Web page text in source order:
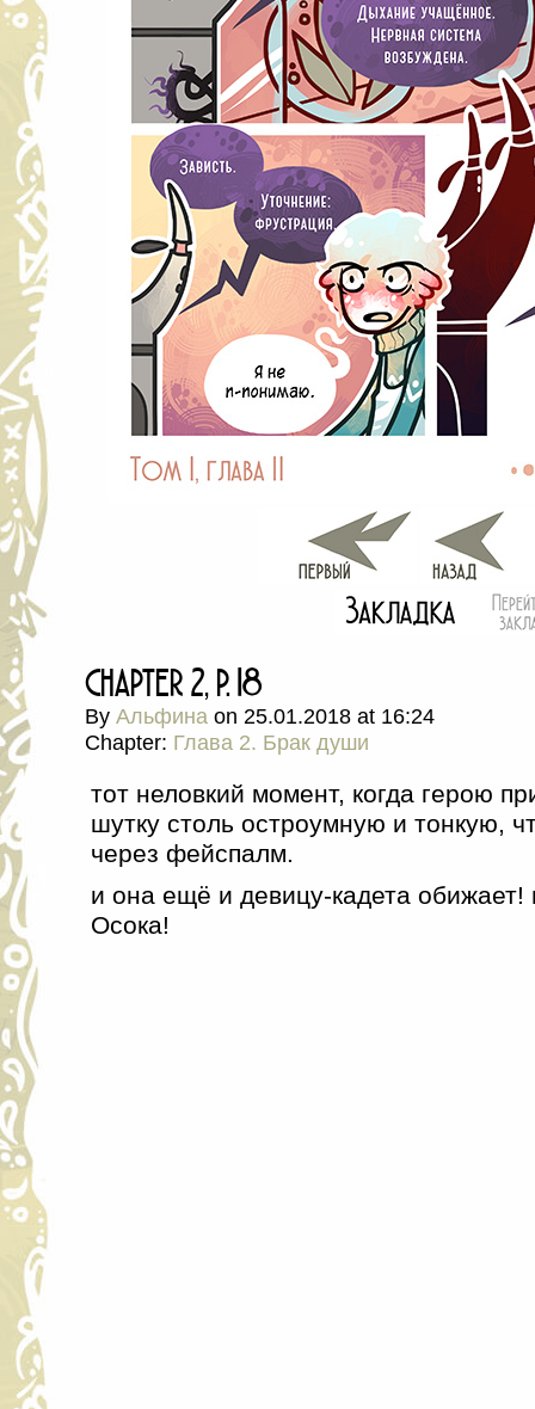
chapter 2, p. 18
By Альфина on 25.01.2018 at 16:24
Chapter: Глава 2. Брак души
тот неловкий момент, когда герою
шутку столь остроумную и тонкую,
через фейспалм.
и она ещё и девицу-кадета обижает!
Осока!